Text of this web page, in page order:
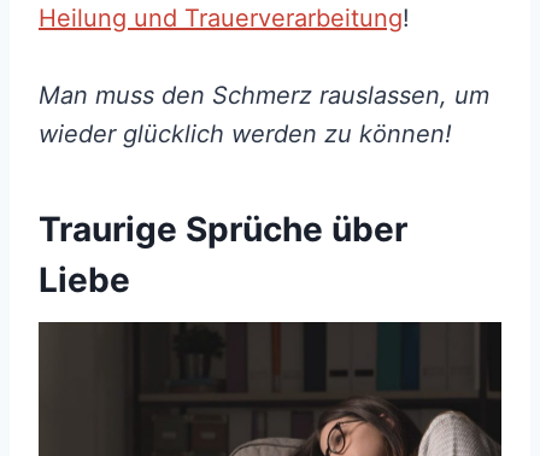
Heilung und Trauerverarbeitung!
Man muss den Schmerz rauslassen, um
wieder glücklich werden zu können!
Traurige Sprüche über
Liebe